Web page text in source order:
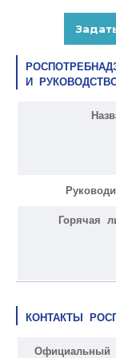
И
Горячая
КОНТАКТЫ
Официальный